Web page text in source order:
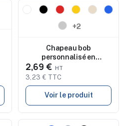
Nouveau
+2
Chapeau bob
personnalisé en
microfibre imperméable
AYORA
2,69 €
3,23 € TTC
Voir le produit